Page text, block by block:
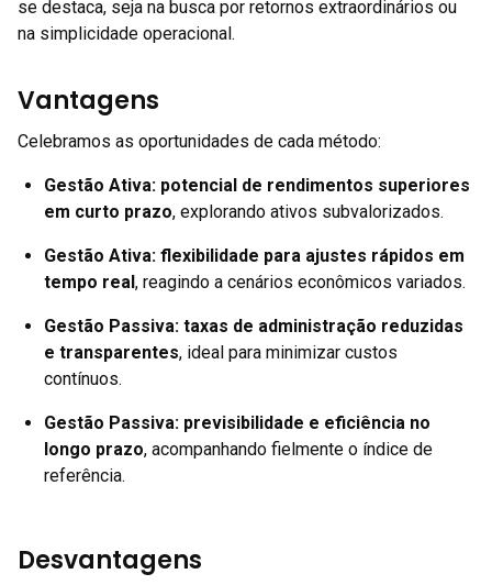
se destaca, seja na busca por retornos extraordinários ou
na simplicidade operacional.
Vantagens
Celebramos as oportunidades de cada método:
Gestão Ativa: potencial de rendimentos superiores
em curto prazo, explorando ativos subvalorizados.
Gestão Ativa: flexibilidade para ajustes rápidos em
tempo real, reagindo a cenários econômicos variados.
Gestão Passiva: taxas de administração reduzidas
e transparentes, ideal para minimizar custos
contínuos.
Gestão Passiva: previsibilidade e eficiência no
longo prazo, acompanhando fielmente o índice de
referência.
Desvantagens